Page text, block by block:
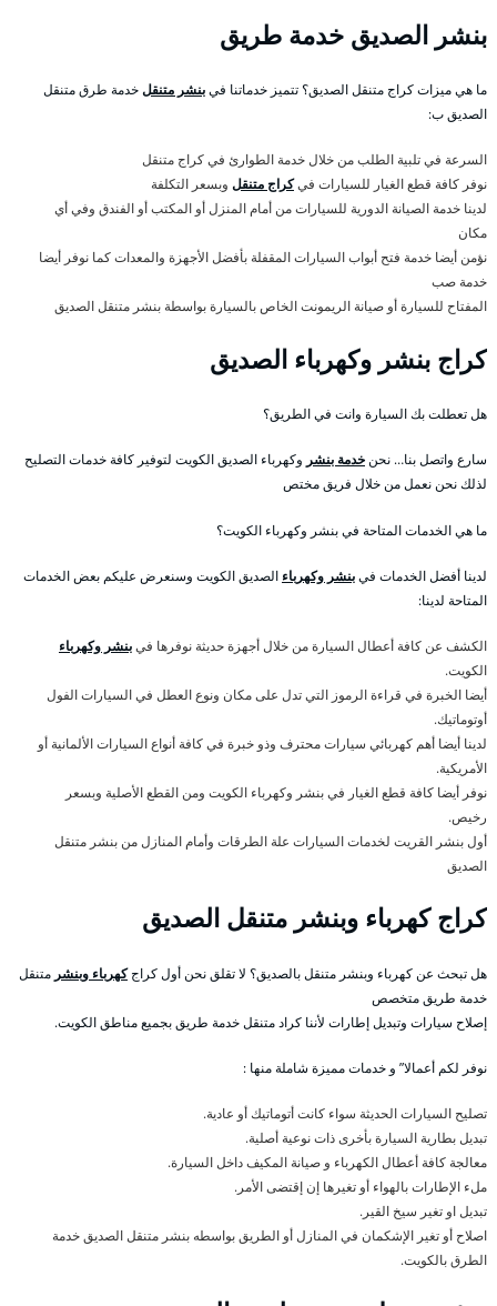
بنشر الصديق خدمة طريق
ما هي ميزات كراج متنقل الصديق؟ تتميز خدماتنا فيبنشر متنقلخدمة طرق متنقل
الصديق ب:
السرعة في تلبية الطلب من خلال خدمة الطوارئ في كراج متنقل
نوفر كافة قطع الغيار للسيارات فيكراج متنقل وبسعر التكلفة
لدينا خدمة الصيانة الدورية للسيارات من أمام المنزل أو المكتب أو الفندق وفي أي
مكان
نؤمن أيضا خدمة فتح أبواب السيارات المقفلة بأفضل الأجهزة والمعدات كما نوفر أيضا
خدمة صب
المفتاح للسيارة أو صيانة الريمونت الخاص بالسيارة بواسطة بنشر متنقل الصديق
كراج بنشر وكهرباء الصديق
هل تعطلت بك السيارة وانت في الطريق؟
سارع واتصل بنا… نحنخدمة بنشر وكهرباء الصديق الكويت لتوفير كافة خدمات التصليح
لذلك نحن نعمل من خلال فريق مختص
ما هي الخدمات المتاحة في بنشر وكهرباء الكويت؟
لدينا أفضل الخدمات فيبنشر وكهرباء الصديق الكويت وسنعرض عليكم بعض الخدمات
المتاحة لدينا:
الكشف عن كافة أعطال السيارة من خلال أجهزة حديثة نوفرها فيبنشر وكهرباء
الكويت.
أيضا الخبرة في قراءة الرموز التي تدل على مكان ونوع العطل في السيارات الفول
أوتوماتيك.
لدينا أيضا أهم كهربائي سيارات محترف وذو خبرة في كافة أنواع السيارات الألمانية أو
الأمريكية.
نوفر أيضا كافة قطع الغيار في بنشر وكهرباء الكويت ومن القطع الأصلية وبسعر
رخيص.
أول بنشر القريت لخدمات السيارات علة الطرقات وأمام المنازل من بنشر متنقل
الصديق
كراج كهرباء وبنشر متنقل الصديق
هل تبحث عن كهرباء وبنشر متنقل بالصديق؟ لا تقلق نحن أول كراجكهرباء وبنشر متنقل
خدمة طريق متخصص
إصلاح سيارات وتبديل إطارات لأننا كراد متنقل خدمة طريق بجميع مناطق الكويت.
نوفر لكم أعمالا” و خدمات مميزة شاملة منها :
تصليح السيارات الحديثة سواء كانت أتوماتيك أو عادية.
تبديل بطارية السيارة بأخرى ذات نوعية أصلية.
معالجة كافة أعطال الكهرباء و صيانة المكيف داخل السيارة.
ملء الإطارات بالهواء أو تغيرها إن إقتضى الأمر.
تبديل او تغير سيخ القير.
اصلاح أو تغير الإشكمان في المنازل أو الطريق بواسطه بنشر متنقل الصديق خدمة
الطرق بالكويت.